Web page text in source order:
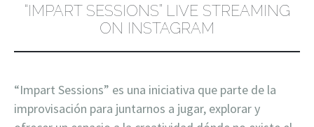
“IMPART SESSIONS” LIVE STREAMING
ON INSTAGRAM
“Impart Sessions” es una iniciativa que parte de la
improvisación para juntarnos a jugar, explorar y